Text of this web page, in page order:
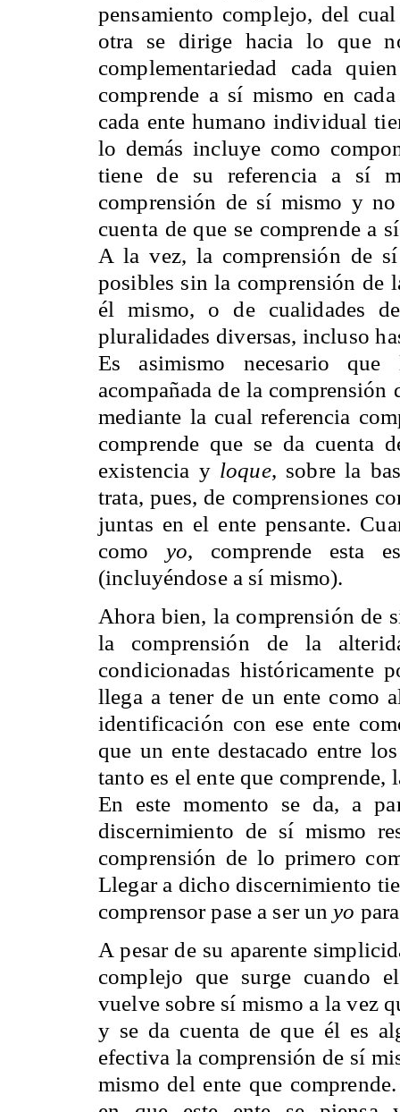
pensamiento complejo, del
otra se dirige hacia lo que
complementariedad cada
comprende a sí mismo en cada
cada ente humano individual
lo demás incluye como
tiene de su referencia a sí
comprensión de sí mismo y
cuenta de que se comprende a
A la vez, la comprensión de
posibles sin la comprensión de
él mismo, o de cualidades
pluralidades diversas, incluso
Es asimismo necesario
acompañada de la
mediante la cual referencia
comprende que se da cuenta
existencia y loque, sobre la
trata, pues, de comprensiones
juntas en el ente pensante.
comoyo, comprende esta
(incluyéndose a sí mismo).
Ahora bien, la comprensión de
la comprensión de la
condicionadas históricamente
llega a tener de un ente como
identificación con ese ente
que un ente destacado entre
tanto es el ente que
En este momento se da, a
discernimiento de sí mismo
comprensión de lo primero
Llegar a dicho discernimiento
comprensor pase a ser unyo
A pesar de su aparente
complejo que surge cuando
vuelve sobre sí mismo a la vez
y se da cuenta de que él es
efectiva la comprensión de sí
mismo del ente que